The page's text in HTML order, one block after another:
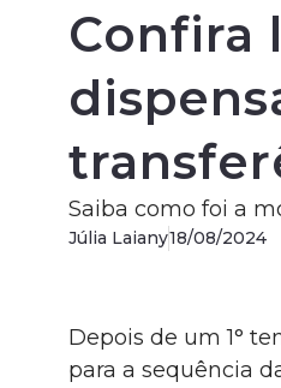
Confira
Saiba como foi a
Júlia Laiany18/08/2024
Depois de um 1°
para a sequência